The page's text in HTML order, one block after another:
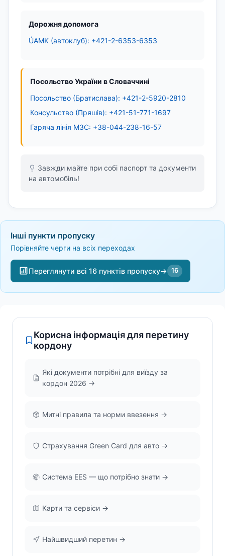
Дорожня допомога
ÚAMK (автоклуб): +421-2-6353-6353
Посольство України в Словаччині
Посольство (Братислава): +421-2-5920-2810
Консульство (Пряшів): +421-51-771-1697
Гаряча лінія МЗС: +38-044-238-16-57
Завжди майте при собі паспорт та документи
на автомобіль!
Інші пункти пропуску
Порівняйте черги на всіх переходах
Переглянути всі 16 пунктів пропуску→ 16
Корисна інформація для перетину
кордону
Які документи потрібні для виїзду за
кордон 2026 →
Митні правила та норми ввезення →
Страхування Green Card для авто →
Система EES — що потрібно знати →
Карти та сервіси →
Найшвидший перетин →